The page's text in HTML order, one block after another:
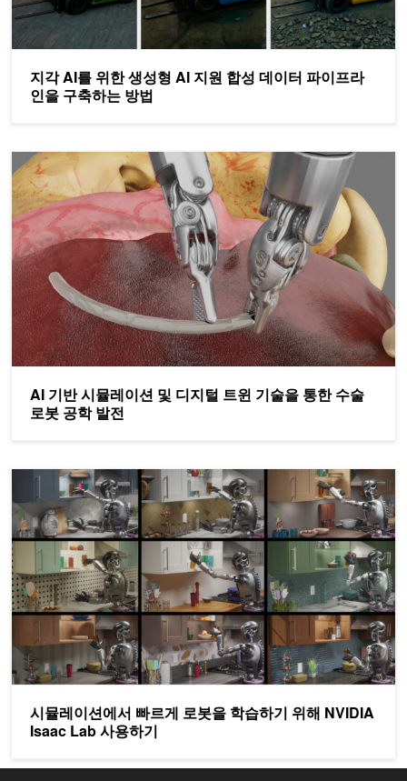
지각 AI를 위한 생성형 AI 지원 합성 데이터 파이프라
인을 구축하는 방법
AI 기반 시뮬레이션 및 디지털 트윈 기술을 통한 수술
로봇 공학 발전
AI 기반 시뮬레이션 및 디지털 트윈 기술을 통한 수술 로봇 공학
시뮬레이션에서 빠르게 로봇을 학습하기 위해 NVIDIA
Isaac Lab 사용하기
시뮬레이션에서 빠르게 로봇을 학습하기 위해 NVIDIA Isaac Lab